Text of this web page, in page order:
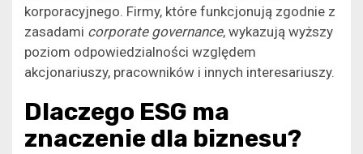
korporacyjnego. Firmy, które funkcjonują zgodnie z
zasadami corporate governance, wykazują wyższy
poziom odpowiedzialności względem
akcjonariuszy, pracowników i innych interesariuszy.
Dlaczego ESG ma
znaczenie dla biznesu?